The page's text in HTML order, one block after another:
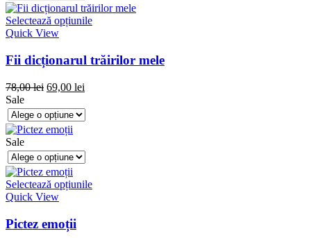
Selectează opțiunile
Quick View
Fii dicționarul trăirilor mele
78,00lei 69,00 lei
Sale
Sale
Selectează opțiunile
Quick View
Pictez emoții